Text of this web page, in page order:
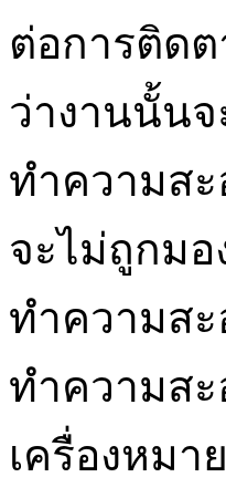
ต่อการติดต
ว่างานนั้น
ทำความส
จะไม่ถูกม
ทำความส
ทำความส
เครื่องหม